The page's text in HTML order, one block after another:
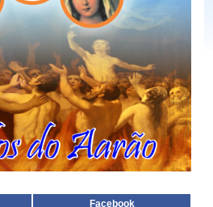
Facebook